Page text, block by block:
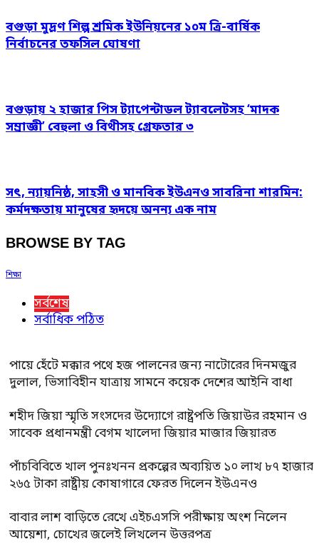
বগুড়া মুদ্রণ শিল্প শ্রমিক ইউনিয়নের ১০ম ত্রি-বার্ষিক
নির্বাচনের তফসিল ঘোষণা
বগুড়ায় ২ হাজার পিস ট্যাপেন্টাডল ট্যাবলেটসহ ‘মাদক
সম্রাজ্ঞী’ বেহুলা ও বিথীসহ গ্রেফতার ৩
সৎ, ন্যায়নিষ্ঠ, সাহসী ও মানবিক ইউএনও সাবরিনা শারমিন:
কর্মদক্ষতায় মানুষের হৃদয়ে অনন্য এক নাম
BROWSE BY TAG
শিক্ষা
সর্বশেষ
সর্বাধিক পঠিত
পায়ে হেঁটে মক্কার পথে হজ পালনের জন্য নাটোরের দিনমজুর
দুলাল, ভিসাবিহীন যাত্রায় সামনে কয়েক দেশের আইনি বাধা
শহীদ জিয়া স্মৃতি সংসদের উদ্যোগে রাষ্ট্রপতি জিয়াউর রহমান ও
সাবেক প্রধানমন্ত্রী বেগম খালেদা জিয়ার মাজার জিয়ারত
পাঁচবিবিতে খাল পুনঃখনন প্রকল্পের অব্যয়িত ১০ লাখ ৮৭ হাজার
২৬৫ টাকা রাষ্ট্রীয় কোষাগারে ফেরত দিলেন ইউএনও
বাবার লাশ বাড়িতে রেখে এইচএসসি পরীক্ষায় অংশ নিলেন
আয়েশা, চোখের জলেই লিখলেন উত্তরপত্র